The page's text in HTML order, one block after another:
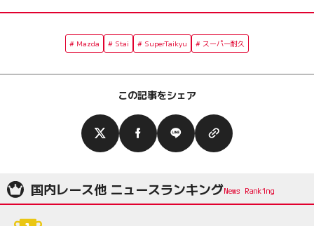
Mazda Stai SuperTaikyu スーパー耐久
この記事をシェア
国内レース他 ニュースランキング